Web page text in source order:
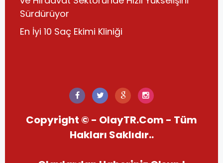
Sürdürüyor
En İyi 10 Saç Ekimi Kliniği
Copyright © - OlayTR.Com - Tüm
Hakları Saklıdır..